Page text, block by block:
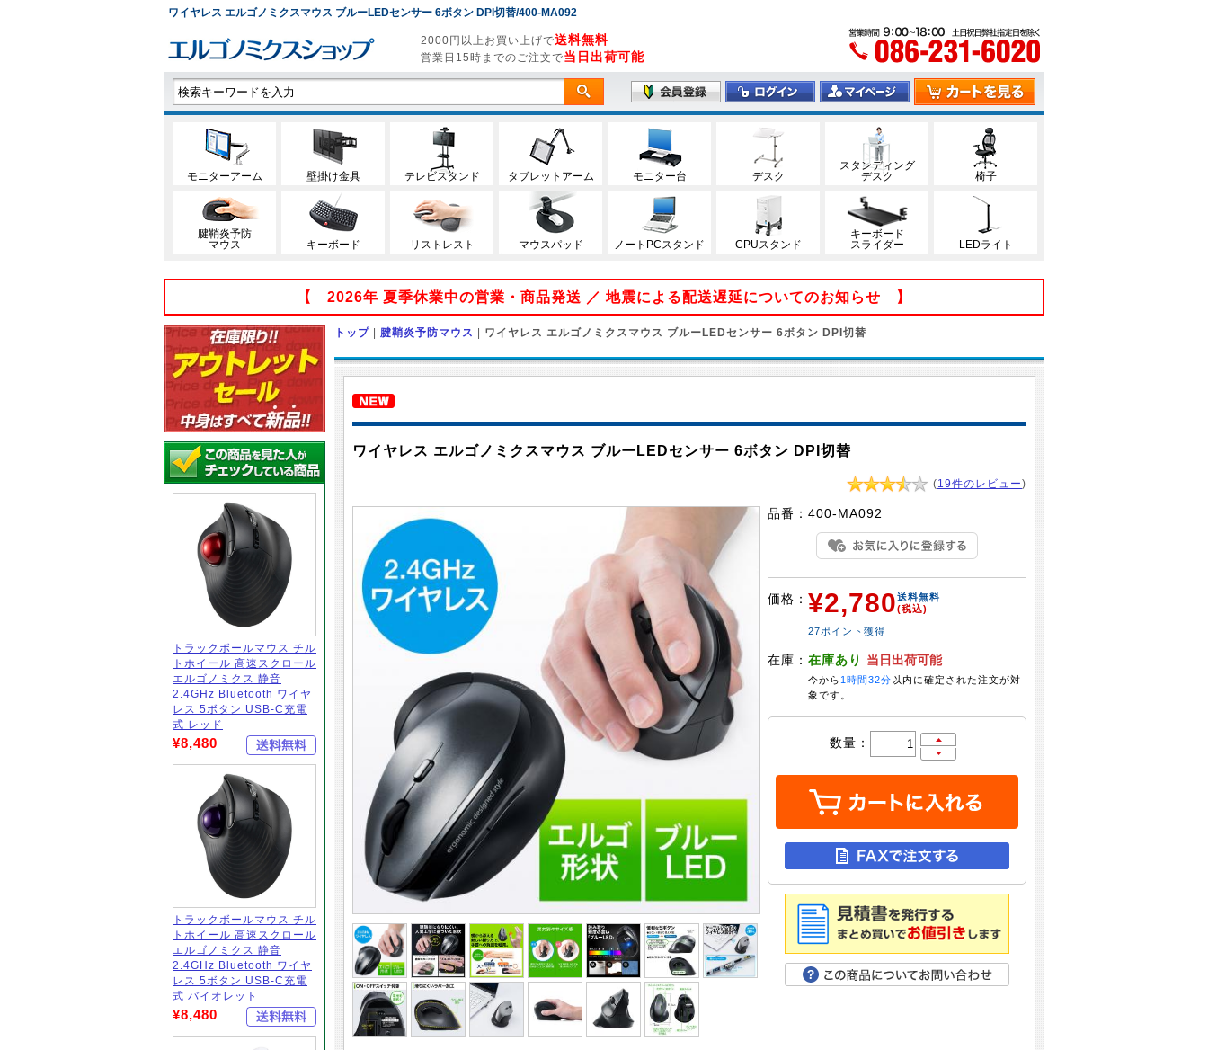
ワイヤレス エルゴノミクスマウス ブルーLEDセンサー 6ボタン DPI切替/400-MA092
2000円以上お買い上げで送料無料
営業日15時までのご注文で当日出荷可能
モニターアーム 壁掛け金具 テレビスタンド タブレットアーム モニター台 デスク
スタンディング
デスク
椅子
腱鞘炎予防
マウス
キーボード リストレスト マウスパッド ノートPCスタンド CPUスタンド
キーボード
スライダー
LEDライト
【 2026年 夏季休業中の営業・商品発送 ／ 地震による配送遅延についてのお知らせ 】
トラックボールマウス チル
トホイール 高速スクロール
エルゴノミクス 静音
2.4GHz Bluetooth ワイヤ
レス 5ボタン USB-C充電
式 レッド
¥8,480
トラックボールマウス チル
トホイール 高速スクロール
エルゴノミクス 静音
2.4GHz Bluetooth ワイヤ
レス 5ボタン USB-C充電
式 バイオレット
¥8,480
トップ | 腱鞘炎予防マウス | ワイヤレス エルゴノミクスマウス ブルーLEDセンサー 6ボタン DPI切替
ワイヤレス エルゴノミクスマウス ブルーLEDセンサー 6ボタン DPI切替
(19件のレビュー)
品番： 400-MA092
価格： ¥2,780送料無料
(税込)
27ポイント獲得
在庫： 在庫あり 当日出荷可能
今から 1時間32分以内に確定された注文が対
象です。
数量：